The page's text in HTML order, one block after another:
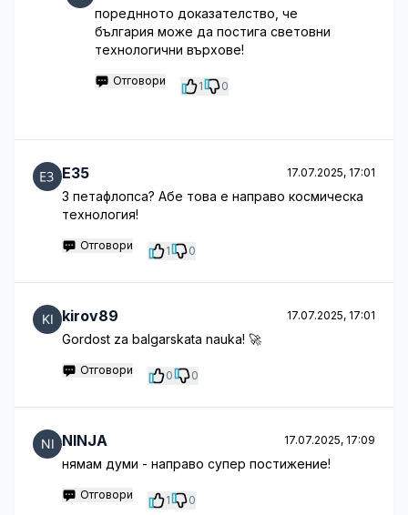
пореднното доказателство, че
българия може да постига световни
технологични върхове!
Отговори 1 0
E35 17.07.2025, 17:01
3 петафлопса? Абе това е направо космическа
технология!
Отговори 1 0
kirov89 17.07.2025, 17:01
Gordost za balgarskata nauka! 🚀
Отговори 0 0
NINJA 17.07.2025, 17:09
нямам думи - направо супер постижение!
Отговори 1 0